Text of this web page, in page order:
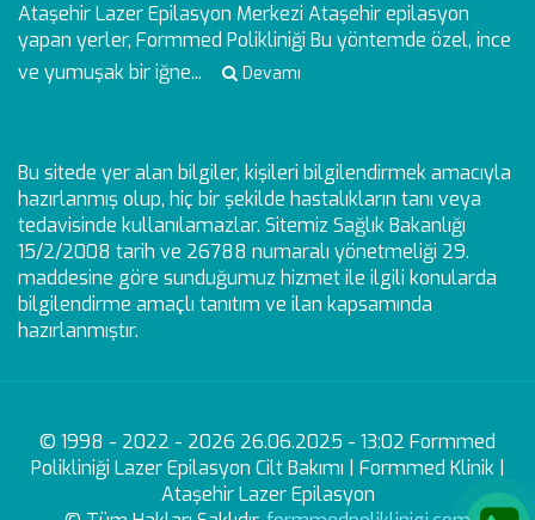
Ataşehir Lazer Epilasyon Merkezi Ataşehir epilasyon
yapan yerler, Formmed Polikliniği Bu yöntemde özel, ince
ve yumuşak bir iğne...
Devamı
Bu sitede yer alan bilgiler, kişileri bilgilendirmek amacıyla
hazırlanmış olup, hiç bir şekilde hastalıkların tanı veya
tedavisinde kullanılamazlar. Sitemiz Sağlık Bakanlığı
15/2/2008 tarih ve 26788 numaralı yönetmeliği 29.
maddesine göre sunduğumuz hizmet ile ilgili konularda
bilgilendirme amaçlı tanıtım ve ilan kapsamında
hazırlanmıştır.
© 1998 - 2022 - 2026 26.06.2025 - 13:02 Formmed
Polikliniği Lazer Epilasyon Cilt Bakımı | Formmed Klinik |
Ataşehir Lazer Epilasyon